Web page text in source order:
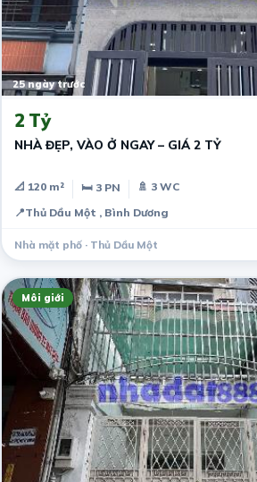
25 ngày trước
2 Tỷ
NHÀ ĐẸP, VÀO Ở NGAY – GIÁ 2 TỶ
📐 120 m² 🛏 3 PN
🚿 3 WC
📍Thủ Dầu Một , Bình Dương
Nhà mặt phố · Thủ Dầu Một
Môi giới